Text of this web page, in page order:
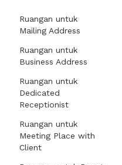
Ruangan untuk
Mailing Address
Ruangan untuk
Business Address
Ruangan untuk
Dedicated
Receptionist
Ruangan untuk
Meeting Place with
Client